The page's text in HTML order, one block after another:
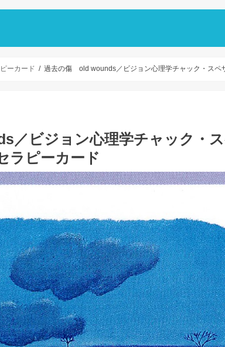
ーカード 過去の傷 old wounds／ビジョン心理学チャック・ス
ビジョン心理学チャック・ス
ピーカード